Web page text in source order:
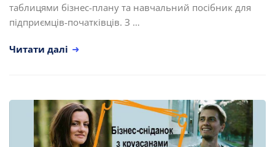
таблицями бізнес-плану та навчальний посібник для
підприємців-початківців. З …
Читати далі